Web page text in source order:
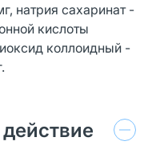
натрия сахаринат -
кислоты
коллоидный -